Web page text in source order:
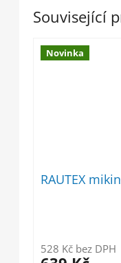
Související
Novinka
RAUTEX
528 Kč bez DPH